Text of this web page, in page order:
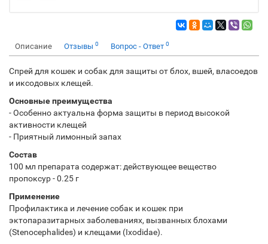
Описание Отзывы 0 Вопрос - Ответ 0
Спрей для кошек и собак для защиты от блох, вшей, власоедов
и иксодовых клещей.
Основные преимущества
- Особенно актуальна форма защиты в период высокой
активности клещей
- Приятный лимонный запах
Состав
100 мл препарата содержат: действующее вещество
пропоксур - 0.25 г
Применение
Профилактика и лечение собак и кошек при
эктопаразитарных заболеваниях, вызванных блохами
(Stenocephalides) и клещами (Ixodidae).